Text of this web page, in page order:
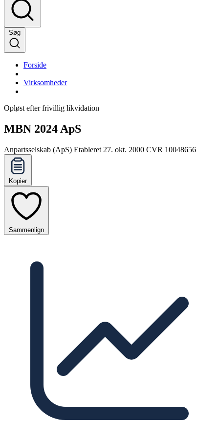
Søg
Forside
Virksomheder
Opløst efter frivillig likvidation
MBN 2024 ApS
Anpartsselskab (ApS) Etableret 27. okt. 2000 CVR 10048656
Kopier
Sammenlign